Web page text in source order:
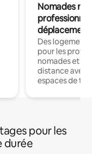
Nomades
déplacement
Des
pour les
nomades et
distance avec
espaces de
pour les
durée